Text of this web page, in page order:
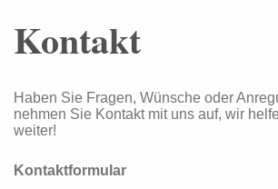
Kontakt
Haben Sie Fragen, Wünsche oder
nehmen Sie Kontakt mit uns auf, wir
weiter!
Kontaktformular